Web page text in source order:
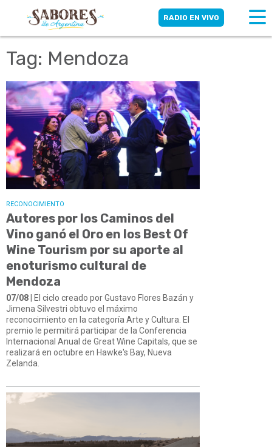
RADIO EN VIVO
Tag: Mendoza
RECONOCIMIENTO
Autores por los Caminos del
Vino ganó el Oro en los Best Of
Wine Tourism por su aporte al
enoturismo cultural de
Mendoza
07/08 | El ciclo creado por Gustavo Flores Bazán y
Jimena Silvestri obtuvo el máximo
reconocimiento en la categoría Arte y Cultura. El
premio le permitirá participar de la Conferencia
Internacional Anual de Great Wine Capitals, que se
realizará en octubre en Hawke's Bay, Nueva
Zelanda.